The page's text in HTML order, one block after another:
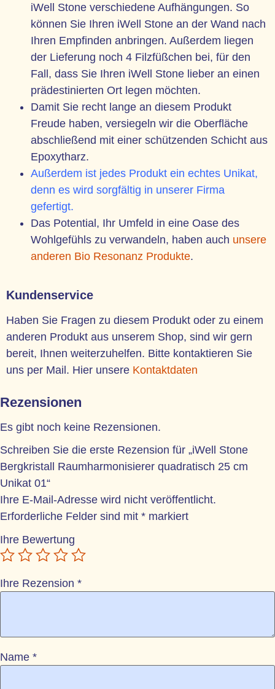
iWell Stone verschiedene Aufhängungen. So
können Sie Ihren iWell Stone an der Wand nach
Ihren Empfinden anbringen. Außerdem liegen
der Lieferung noch 4 Filzfüßchen bei, für den
Fall, dass Sie Ihren iWell Stone lieber an einen
prädestinierten Ort legen möchten.
Damit Sie recht lange an diesem Produkt
Freude haben, versiegeln wir die Oberfläche
abschließend mit einer schützenden Schicht aus
Epoxytharz.
Außerdem ist jedes Produkt ein echtes Unikat,
denn es wird sorgfältig in unserer Firma
gefertigt.
Das Potential, Ihr Umfeld in eine Oase des
Wohlgefühls zu verwandeln, haben auch unsere
anderen Bio Resonanz Produkte.
Kundenservice
Haben Sie Fragen zu diesem Produkt oder zu einem
anderen Produkt aus unserem Shop, sind wir gern
bereit, Ihnen weiterzuhelfen. Bitte kontaktieren Sie
uns per Mail. Hier unsere Kontaktdaten
Rezensionen
Es gibt noch keine Rezensionen.
Schreiben Sie die erste Rezension für „iWell Stone
Bergkristall Raumharmonisierer quadratisch 25 cm
Unikat 01“
Ihre E-Mail-Adresse wird nicht veröffentlicht.
Erforderliche Felder sind mit * markiert
Ihre Bewertung
Ihre Rezension *
Name *